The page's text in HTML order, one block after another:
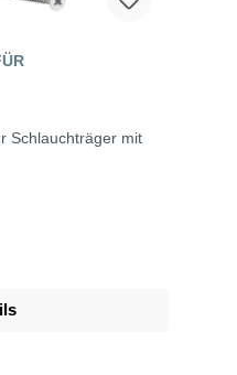
Schlauchträger mit